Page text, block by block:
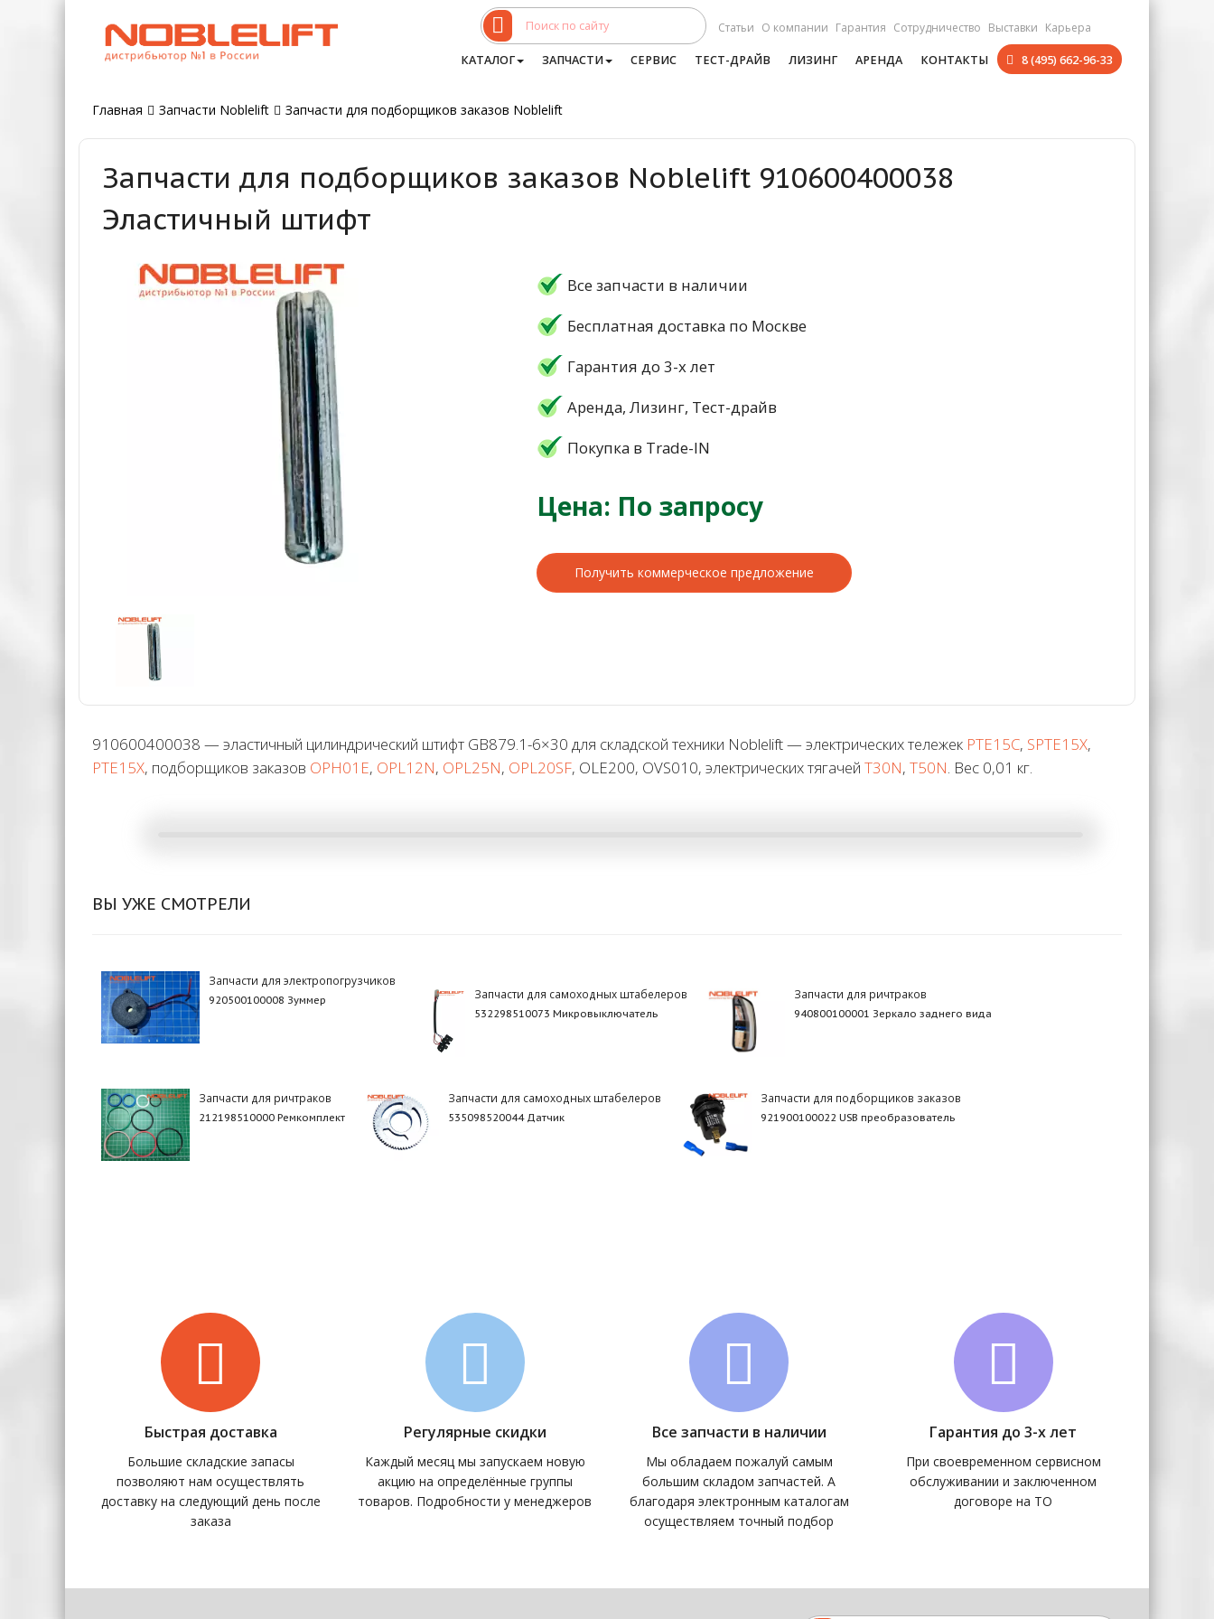
Статьи О компании Гарантия Сотрудничество Выставки Карьера
КАТАЛОГ ЗАПЧАСТИ СЕРВИС ТЕСТ-ДРАЙВ ЛИЗИНГ АРЕНДА КОНТАКТЫ 8 (495) 662-96-33
Главная Запчасти Noblelift Запчасти для подборщиков заказов Noblelift
Запчасти для подборщиков заказов Noblelift 910600400038
Эластичный штифт
Все запчасти в наличии
Бесплатная доставка по Москве
Гарантия до 3-х лет
Аренда, Лизинг, Тест-драйв
Покупка в Trade-IN
Цена: По запросу
Получить коммерческое предложение
910600400038 — эластичный цилиндрический штифт GB879.1-6×30 для складской техники Noblelift — электрических тележек PTE15C, SPTE15X,
PTE15X, подборщиков заказов OPH01E, OPL12N, OPL25N, OPL20SF, OLE200, OVS010, электрических тягачей T30N, T50N. Вес 0,01 кг.
ВЫ УЖЕ СМОТРЕЛИ
Запчасти для электропогрузчиков
920500100008 Зуммер Запчасти для самоходных штабелеров
532298510073 Микровыключатель
Запчасти для ричтраков
940800100001 Зеркало заднего вида
Запчасти для ричтраков
212198510000 Ремкомплект
Запчасти для самоходных штабелеров
535098520044 Датчик
Запчасти для подборщиков заказов
921900100022 USB преобразователь
Быстрая доставка
Большие складские запасы
позволяют нам осуществлять
доставку на следующий день после
заказа
Регулярные скидки
Каждый месяц мы запускаем новую
акцию на определённые группы
товаров. Подробности у менеджеров
Все запчасти в наличии
Мы обладаем пожалуй самым
большим складом запчастей. А
благодаря электронным каталогам
осуществляем точный подбор
Гарантия до 3-х лет
При своевременном сервисном
обслуживании и заключенном
договоре на ТО